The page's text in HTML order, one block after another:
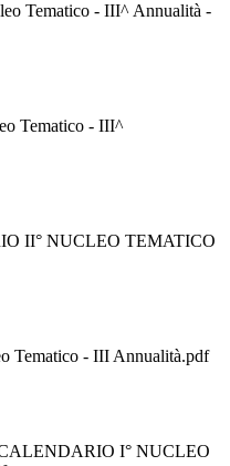
Tematico - III^ Annualità -
Tematico - III^
II° NUCLEO TEMATICO
Tematico - III Annualità.pdf
I° NUCLEO